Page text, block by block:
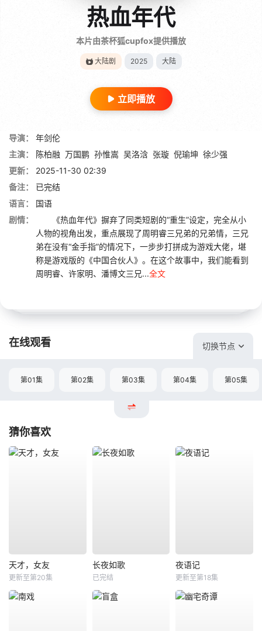
热血年代
本片由茶杯狐cupfox提供播放
大陆剧 2025 大陆
立即播放
导演：
年剑伦
主演：
陈柏融 万国鹏 孙惟嵩 吴洛浛 张璇 倪瑜坤 徐少强
更新：
2025-11-30 02:39
备注：
已完结
语言：
国语
剧情：
《热血年代》摒弃了同类短剧的“重生”设定，完全从小
人物的视角出发，重点展现了周明睿三兄弟的兄弟情，三兄
弟在没有“金手指”的情况下，一步步打拼成为游戏大佬，堪
称是游戏版的《中国合伙人》。在这个故事中，我们能看到
周明睿、许家明、潘博文三兄...全文
在线观看 切换节点
第01集 第02集 第03集 第04集 第05集
猜你喜欢
天才，女友
更新至第20集
长夜如歌
已完结
夜语记
更新至第18集